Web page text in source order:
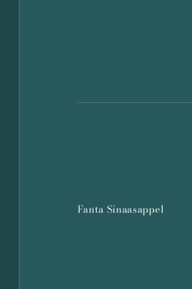
Fanta Sinaasappel